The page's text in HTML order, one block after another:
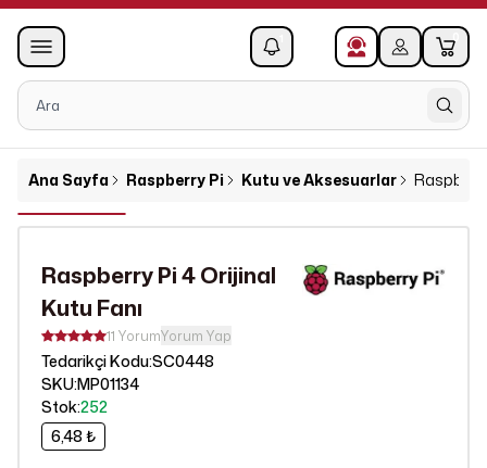
0
Ana Sayfa Raspberry Pi Kutu ve Aksesuarlar
Raspberry Pi 4 Orijinal
Kutu Fanı
11 YorumYorum Yap
Tedarikçi Kodu:SC0448
SKU:MP01134
Stok:252
6,48 ₺